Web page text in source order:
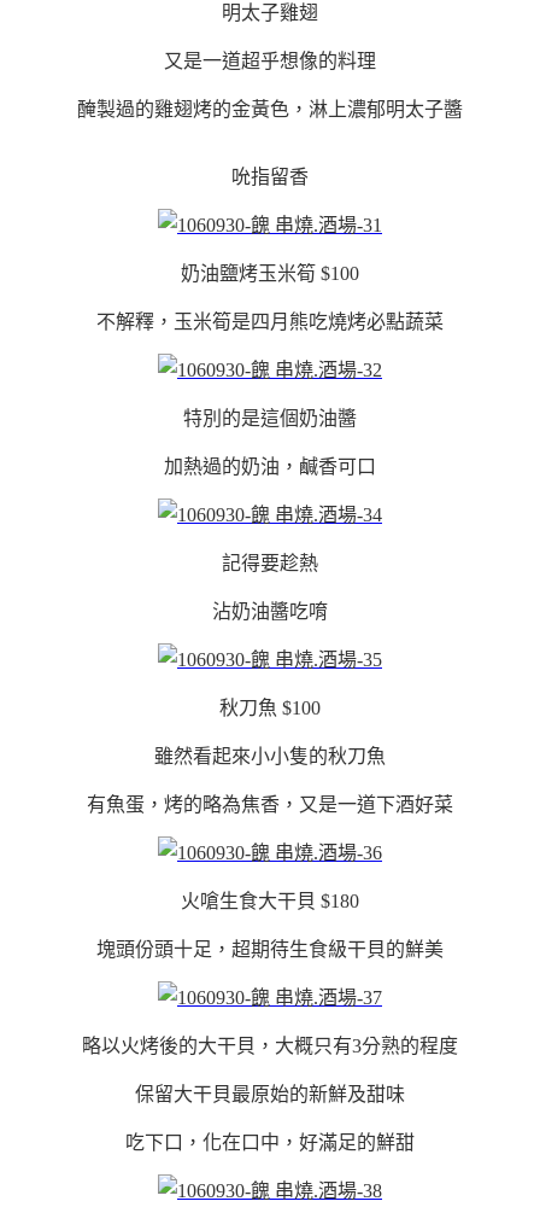
明太子雞翅
又是一道超乎想像的料理
醃製過的雞翅烤的金黃色，淋上濃郁明太子醬
吮指留香
奶油鹽烤玉米筍 $100
不解釋，玉米筍是四月熊吃燒烤必點蔬菜
特別的是這個奶油醬
加熱過的奶油，鹹香可口
記得要趁熱
沾奶油醬吃唷
秋刀魚 $100
雖然看起來小小隻的秋刀魚
有魚蛋，烤的略為焦香，又是一道下酒好菜
火嗆生食大干貝 $180
塊頭份頭十足，超期待生食級干貝的鮮美
略以火烤後的大干貝，大概只有3分熟的程度
保留大干貝最原始的新鮮及甜味
吃下口，化在口中，好滿足的鮮甜